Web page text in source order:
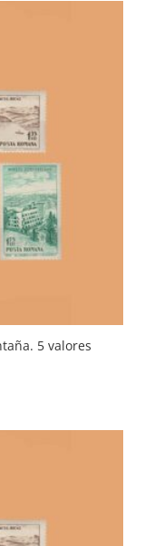
5 valores